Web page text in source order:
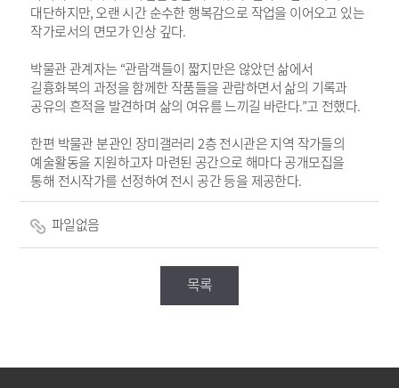
대단하지만,오랜 시간 순수한 행복감으로 작업을 이어오고 있는
작가로서의 면모가 인상 깊다.
박물관 관계자는 “관람객들이 짧지만은 않았던 삶에서
길흉화복의 과정을 함께한 작품들을 관람하면서 삶의 기록과
공유의 흔적을 발견하며 삶의 여유를 느끼길 바란다.”고 전했다.
한편 박물관 분관인 장미갤러리2층 전시관은 지역 작가들의
예술활동을 지원하고자 마련된 공간으로 해마다 공개모집을
통해 전시작가를 선정하여 전시 공간 등을 제공한다.
파일없음
목록